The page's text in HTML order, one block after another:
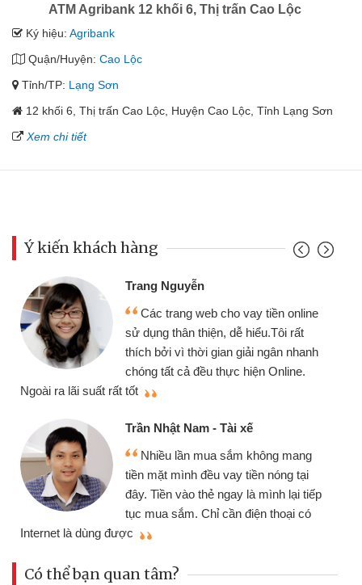
ATM Agribank 12 khối 6, Thị trấn Cao Lộc
Ký hiệu: Agribank
Quận/Huyện: Cao Lộc
Tỉnh/TP: Lạng Sơn
12 khối 6, Thị trấn Cao Lộc, Huyện Cao Lộc, Tỉnh Lạng Sơn
Xem chi tiết
Ý kiến khách hàng
Trang Nguyễn
Các trang web cho vay tiền online
sử dụng thân thiện, dễ hiểu.Tôi rất
thích bởi vì thời gian giải ngân nhanh
chóng tất cả đều thực hiện Online.
Ngoài ra lãi suất rất tốt
Trần Nhật Nam - Tài xế
Nhiều lần mua sắm không mang
tiền mặt mình đều vay tiền nóng tại
đây. Tiền vào thẻ ngay là mình lại tiếp
tục mua sắm. Chỉ cần điện thoại có
Internet là dùng được
Có thể bạn quan tâm?